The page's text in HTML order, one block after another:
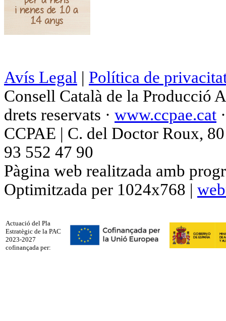
Avís Legal | Política de
Consell Català de la Producció
drets reservats · www.ccpae.cat
CCPAE | C. del Doctor Roux,
93 552 47 90
Pàgina web realitzada amb
Optimitzada per 1024x768 |
Actuació del Pla
Estratègic de la PAC
2023-2027
cofinançada per: